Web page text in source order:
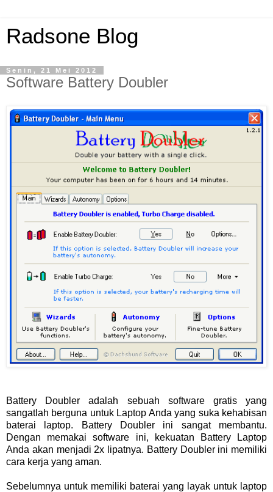
Radsone Blog
Senin, 21 Mei 2012
Software Battery Doubler
Battery Doubler adalah sebuah software gratis yang
sangatlah berguna untuk Laptop Anda yang suka kehabisan
baterai laptop. Battery Doubler ini sangat membantu.
Dengan memakai software ini, kekuatan Battery Laptop
Anda akan menjadi 2x lipatnya. Battery Doubler ini memiliki
cara kerja yang aman.
Sebelumnya untuk memiliki baterai yang layak untuk laptop